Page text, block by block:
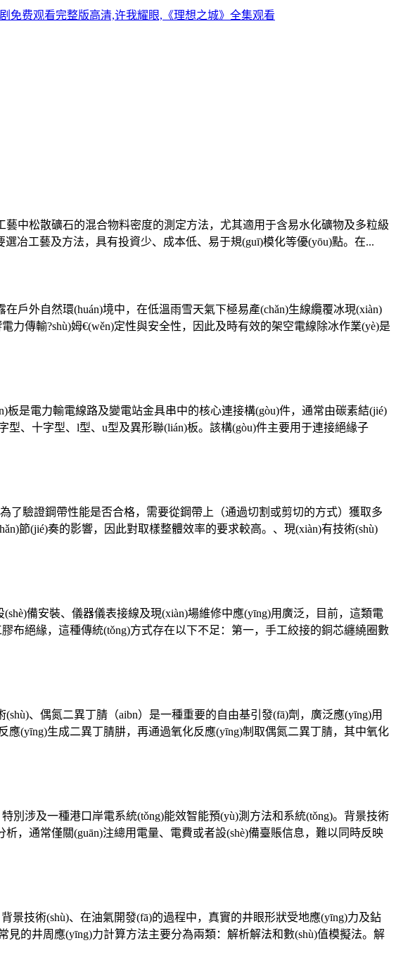
免费观看完整版高清,许我耀眼,《理想之城》全集观看
中松散礦石的混合物料密度的測定方法，尤其適用于含易水化礦物及多粒級
冶工藝及方法，具有投資少、成本低、易于規(guī)模化等優(yōu)點。在...
戶外自然環(huán)境中，在低溫雨雪天氣下極易產(chǎn)生線纜覆冰現(xiàn)
傳輸?shù)姆€(wěn)定性與安全性，因此及時有效的架空電線除冰作業(yè)是
板是電力輸電線路及變電站金具串中的核心連接構(gòu)件，通常由碳素結(jié)
型、十字型、l型、u型及異形聯(lián)板。該構(gòu)件主要用于連接絕緣子
了驗證鋼帶性能是否合格，需要從鋼帶上（通過切割或剪切的方式）獲取多
節(jié)奏的影響，因此對取樣整體效率的要求較高。、現(xiàn)有技術(shù)
備安裝、儀器儀表接線及現(xiàn)場維修中應(yīng)用廣泛，目前，這類電
布絕緣，這種傳統(tǒng)方式存在以下不足：第一，手工絞接的銅芯纏繞圈數
、偶氮二異丁腈（aibn）是一種重要的自由基引發(fā)劑，廣泛應(yīng)用
(yīng)生成二異丁腈肼，再通過氧化反應(yīng)制取偶氮二異丁腈，其中氧化
別涉及一種港口岸電系統(tǒng)能效智能預(yù)測方法和系統(tǒng)。背景技術
，通常僅關(guān)注總用電量、電費或者設(shè)備臺賬信息，難以同時反映
景技術(shù)、在油氣開發(fā)的過程中，真實的井眼形狀受地應(yīng)力及鉆
見的井周應(yīng)力計算方法主要分為兩類：解析解法和數(shù)值模擬法。解